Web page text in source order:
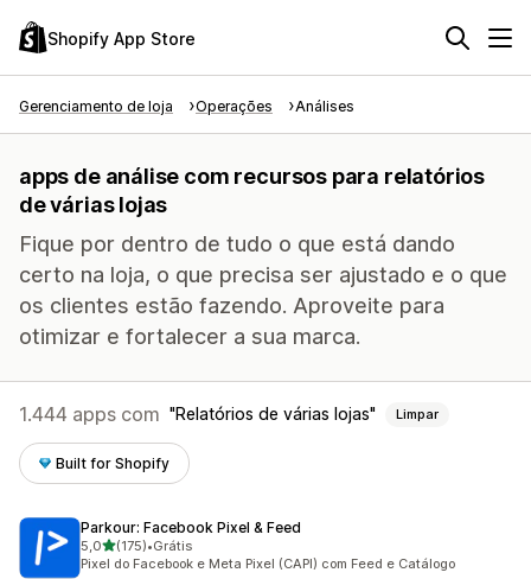
Shopify App Store
Gerenciamento de loja Operações Análises
apps de análise com recursos para relatórios
de várias lojas
Fique por dentro de tudo o que está dando
certo na loja, o que precisa ser ajustado e o que
os clientes estão fazendo. Aproveite para
otimizar e fortalecer a sua marca.
1.444 apps com Relatórios de várias lojas Limpar
Built for Shopify
Parkour: Facebook Pixel & Feed
5,0de 5 estrelas
(175)
175 avaliações ao todo
•Grátis
Pixel do Facebook e Meta Pixel (CAPI) com Feed e Catálogo